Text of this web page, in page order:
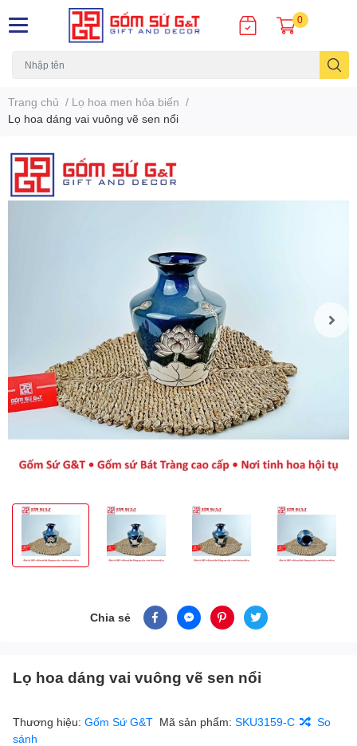
0
Trang chủ / Lọ hoa men hỏa biến /
Lọ hoa dáng vai vuông vẽ sen nổi
Chia sẻ
Lọ hoa dáng vai vuông vẽ sen nổi
Thương hiệu: Gốm Sứ G&T Mã sản phẩm: SKU3159-C
So
sánh